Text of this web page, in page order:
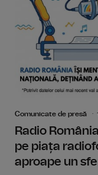
Comunicate de presă
Radio
pe piața
aproape un